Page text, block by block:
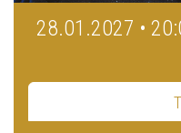
28.01.2027 •